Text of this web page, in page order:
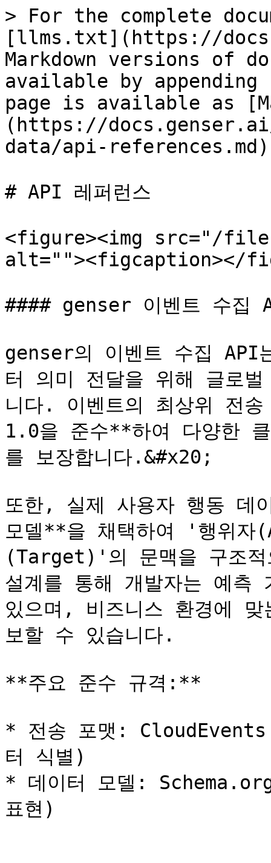
> For the complete
[llms.txt](https://
Markdown versions of
available by
page is available as
(https://
data/api-
# API 레퍼런스
<figure><img src="/files/
alt=""><figcaption></
#### genser 이벤트 수집
genser의 이벤트 수집 API
터 의미 전달을 위해 글로
니다. 이벤트의 최상위 전
1.0을 준수**하여 다양한
를 보장합니다.&#x20;
또한, 실제 사용자 행동
모델**을 채택하여 '행위
(Target)'의 문맥을 구조적
설계를 통해 개발자는 예측
있으며, 비즈니스 환경에
보할 수 있습니다.
**주요 준수 규격:**
* 전송 포맷: CloudEvents
터 식별)
* 데이터 모델:
표현)